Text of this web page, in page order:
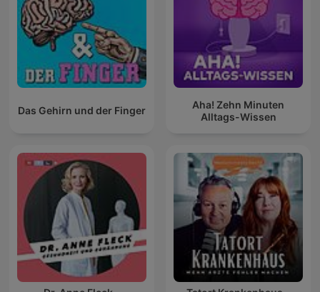
Das Gehirn und der Finger
Aha! Zehn Minuten
Alltags-Wissen